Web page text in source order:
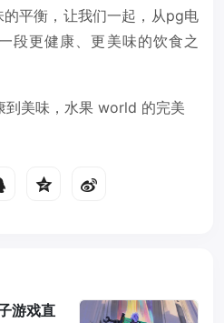
平衡，让我们一起，从pg电
段更健康、更美味的饮食之
到美味，水果 world 的完美
游戏直